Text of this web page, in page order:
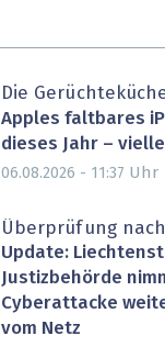
Die
Apples faltbares
dieses Jahr –
06.08.2026 - 11:37 Uhr
Überprüfung
Update:
Justizbehörde
Cyberattacke
vom Netz